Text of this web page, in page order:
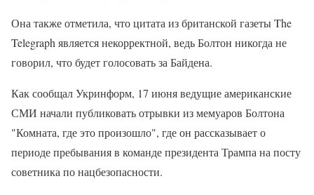
Она также отметила, что цитата из британской газеты The
Telegraph является некорректной, ведь Болтон никогда не
говорил, что будет голосовать за Байдена.
Как сообщал Укринформ, 17 июня ведущие американские
СМИ начали публиковать отрывки из мемуаров Болтона
"Комната, где это произошло", где он рассказывает о
периоде пребывания в команде президента Трампа на посту
советника по нацбезопасности.